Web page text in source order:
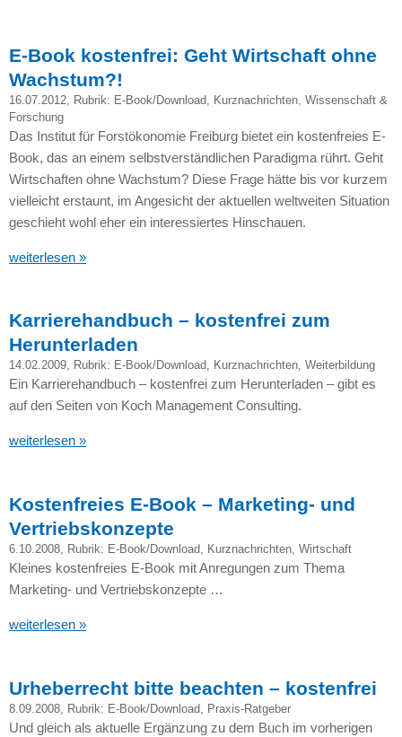
E-Book kostenfrei: Geht Wirtschaft ohne
Wachstum?!
16.07.2012, Rubrik: E-Book/Download, Kurznachrichten, Wissenschaft &
Forschung
Das Institut für Forstökonomie Freiburg bietet ein kostenfreies E-
Book, das an einem selbstverständlichen Paradigma rührt. Geht
Wirtschaften ohne Wachstum? Diese Frage hätte bis vor kurzem
vielleicht erstaunt, im Angesicht der aktuellen weltweiten Situation
geschieht wohl eher ein interessiertes Hinschauen.
weiterlesen »
Karrierehandbuch – kostenfrei zum
Herunterladen
14.02.2009, Rubrik: E-Book/Download, Kurznachrichten, Weiterbildung
Ein Karrierehandbuch – kostenfrei zum Herunterladen – gibt es
auf den Seiten von Koch Management Consulting.
weiterlesen »
Kostenfreies E-Book – Marketing- und
Vertriebskonzepte
6.10.2008, Rubrik: E-Book/Download, Kurznachrichten, Wirtschaft
Kleines kostenfreies E-Book mit Anregungen zum Thema
Marketing- und Vertriebskonzepte …
weiterlesen »
Urheberrecht bitte beachten – kostenfrei
8.09.2008, Rubrik: E-Book/Download, Praxis-Ratgeber
Und gleich als aktuelle Ergänzung zu dem Buch im vorherigen